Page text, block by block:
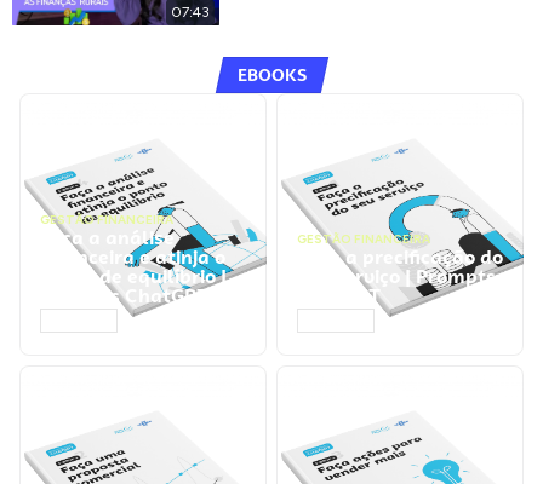
07:43
EBOOKS
GESTÃO FINANCEIRA
Faça a análise
financeira e atinja o
ponto de equilíbrio |
Prompts ChatGPT
GESTÃO FINANCEIRA
Faça a precificação do
seu serviço | Prompts
ChatGPT